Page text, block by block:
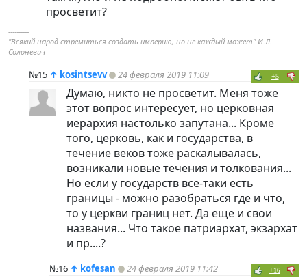
просветит?
----------
"Всякий народ стремиться создать империю, но не каждый может" И.Л.
Солоневич
№15 ↑ kosintsevv 24 февраля 2019 11:09 +5
Думаю, никто не просветит. Меня тоже
этот вопрос интересует, но церковная
иерархия настолько запутана... Кроме
того, церковь, как и государства, в
течение веков тоже раскалывалась,
возникали новые течения и толкования...
Но если у государств все-таки есть
границы - можно разобраться где и что,
то у церкви границ нет. Да еще и свои
названия... Что такое патриархат, экзархат
и пр....?
№16 ↑ kofesan 24 февраля 2019 11:42 +16